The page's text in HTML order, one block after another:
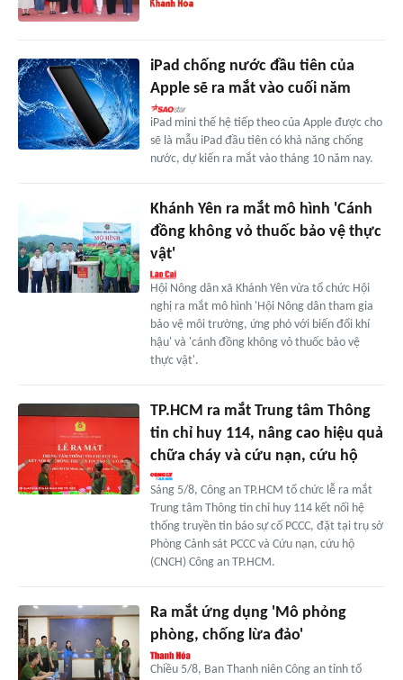
iPad chống nước đầu tiên của
Apple sẽ ra mắt vào cuối năm
iPad mini thế hệ tiếp theo của Apple được cho
sẽ là mẫu iPad đầu tiên có khả năng chống
nước, dự kiến ra mắt vào tháng 10 năm nay.
Khánh Yên ra mắt mô hình 'Cánh
đồng không vỏ thuốc bảo vệ thực
vật'
Hội Nông dân xã Khánh Yên vừa tổ chức Hội
nghị ra mắt mô hình 'Hội Nông dân tham gia
bảo vệ môi trường, ứng phó với biến đổi khí
hậu' và 'cánh đồng không vỏ thuốc bảo vệ
thực vật'.
TP.HCM ra mắt Trung tâm Thông
tin chỉ huy 114, nâng cao hiệu quả
chữa cháy và cứu nạn, cứu hộ
Sáng 5/8, Công an TP.HCM tổ chức lễ ra mắt
Trung tâm Thông tin chỉ huy 114 kết nối hệ
thống truyền tin báo sự cố PCCC, đặt tại trụ sở
Phòng Cảnh sát PCCC và Cứu nạn, cứu hộ
(CNCH) Công an TP.HCM.
Ra mắt ứng dụng 'Mô phỏng
phòng, chống lừa đảo'
Chiều 5/8, Ban Thanh niên Công an tỉnh tổ